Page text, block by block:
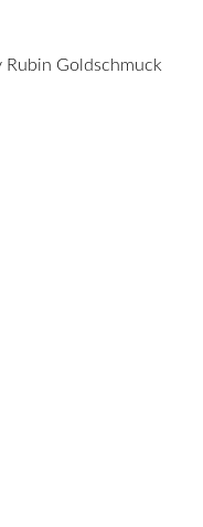
Goldschmuck